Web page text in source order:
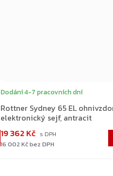
Rottner Sydney 65 EL
elektronický sejf, antracit
Dodání 4-7 pracovních dní
16 002 Kč bez DPH
19 362 Kč